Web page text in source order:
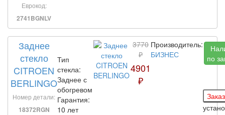
Еврокод:
2741BGNLV
Заднее
стекло
CITROEN
BERLINGO
Номер детали:
18372RGN
Тип
стекла:
Заднее с
обогревом
Гарантия:
10 лет
3770
₽
4901
₽
Производитель:
БИЗНЕС
по